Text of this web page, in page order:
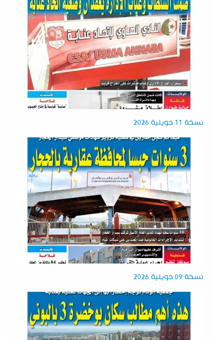
نسخة 11 جويلية 2026
نسخة 09 جويلية 2026